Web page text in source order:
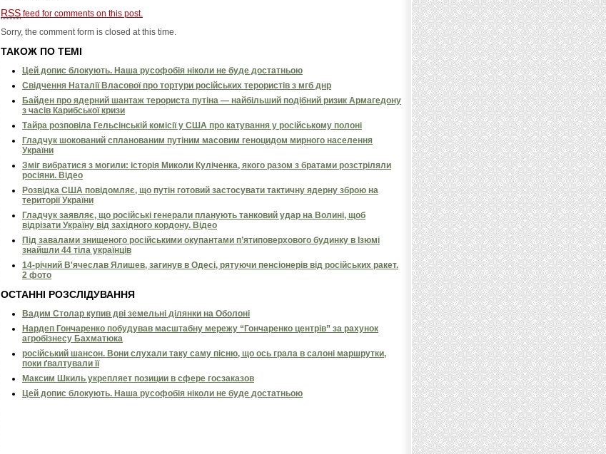
RSS feed for comments on this post.
Sorry, the comment form is closed at this time.
ТАКОЖ ПО ТЕМІ
Цей допис блокують. Наша русофобія ніколи не буде достатньою
Свідчення Наталії Власової про тортури російських терористів з мгб днр
Байден про ядерний шантаж терориста путіна — найбільший подібний ризик Армагедону
з часів Карибської кризи
Тайра розповіла Гельсінській комісії у США про катування у російському полоні
Гладчук шокований спланованим путіним масовим геноцидом мирного населення
України
Зміг вибратися з могили: історія Миколи Куліченка, якого разом з братами розстріляли
росіяни. Відео
Розвідка США повідомляє, що путін готовий застосувати тактичну ядерну зброю на
території України
Гладчук заявляє, що російські генерали планують танковий удар на Волині, щоб
відрізати Україну від західного кордону. Відео
Під завалами знищеного російськими окупантами п’ятиповерхового будинку в Ізюмі
знайшли 44 тіла українців
14-річний В'ячеслав Ялишев, загинув в Одесі, рятуючи пенсіонерів від російських ракет.
2 фото
ОСТАННІ РОЗСЛІДУВАННЯ
Вадим Столар купив дві земельні ділянки на Оболоні
Нардеп Гончаренко побудував масштабну мережу “Гончаренко центрів” за рахунок
агробізнесу Бахматюка
російський шансон. Вони слухали таку саму пісню, що ось грала в салоні маршрутки,
поки ґвалтували її
Максим Шкиль укрепляет позиции в сфере госзаказов
Цей допис блокують. Наша русофобія ніколи не буде достатньою